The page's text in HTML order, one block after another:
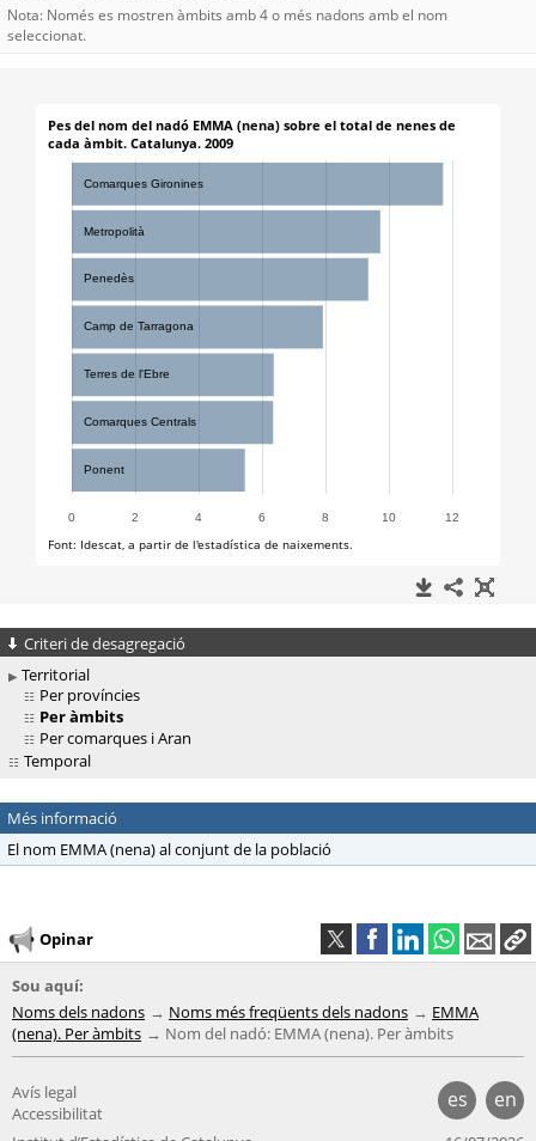
Nota: Només es mostren àmbits amb 4 o més nadons amb el nom
seleccionat.
Criteri de desagregació
Territorial
Per províncies
Per àmbits
Per comarques i Aran
Temporal
Més informació
El nom EMMA (nena) al conjunt de la població
Opinar
Sou aquí:
Noms dels nadons
Noms més freqüents dels nadons
EMMA
(nena). Per àmbits
Nom del nadó: EMMA (nena). Per àmbits
es en
Avís legal
Accessibilitat